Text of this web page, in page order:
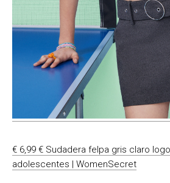
€ 6,99 € Sudadera felpa gris claro
adolescentes | WomenSecret